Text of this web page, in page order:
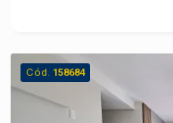
Cód. 158684